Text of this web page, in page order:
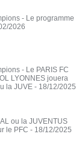
- Le programme
2026
- Le PARIS FC
LYONNES jouera
la JUVE - 18/12/2025
ou la JUVENTUS
le PFC - 18/12/2025